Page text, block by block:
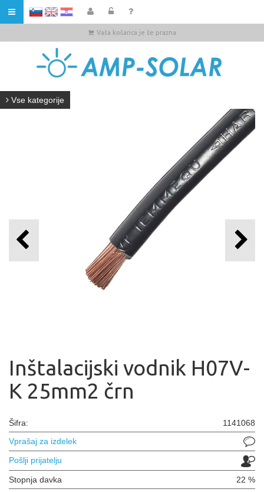
HR
Vaša košarica je še prazna
Vse kategorije
Inštalacijski vodnik H07V-
K 25mm2 črn
Šifra:
1141068
Vprašaj za izdelek
Pošlji prijatelju
Stopnja davka 22 %